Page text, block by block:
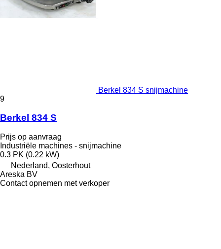
Berkel 834 S snijmachine
9
Berkel 834 S
Prijs op aanvraag
Industriële machines - snijmachine
0.3 PK (0.22 kW)
Nederland, Oosterhout
Areska BV
Contact opnemen met verkoper